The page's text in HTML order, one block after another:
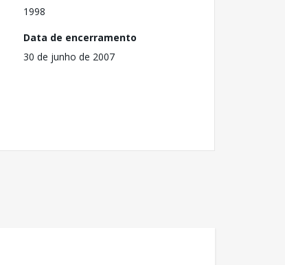
1998
Data de encerramento
30 de junho de 2007